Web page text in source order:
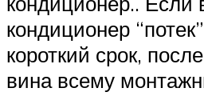
кондиционер
короткий срок,
вина всему